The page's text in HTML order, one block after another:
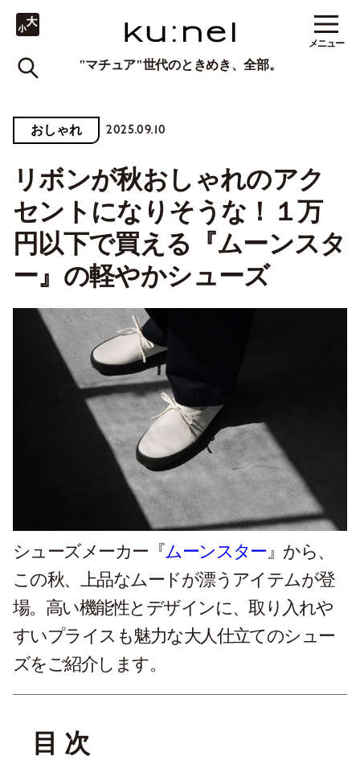
"マチュア"世代のときめき、全部。
メニュー
おしゃれ 2025.09.10
リボンが秋おしゃれのアク
セントになりそうな！１万
円以下で買える『ムーンスタ
ー』の軽やかシューズ
シューズメーカー『ムーンスター』から、
この秋、上品なムードが漂うアイテムが登
場。高い機能性とデザインに、取り入れや
すいプライスも魅力な大人仕立てのシュー
ズをご紹介します。
目 次